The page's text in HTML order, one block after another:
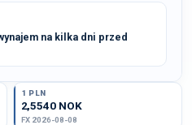
na kilka dni przed
1 PLN
2,5540 NOK
FX 2026-08-08